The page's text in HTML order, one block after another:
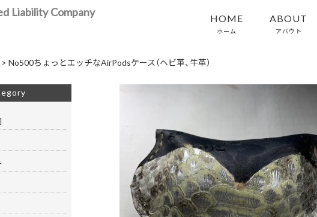
Liability Company HOME
ホーム
ABOUT
アバウト
> No500ちょっとエッチなAirPodsケース（ヘビ革、牛革）